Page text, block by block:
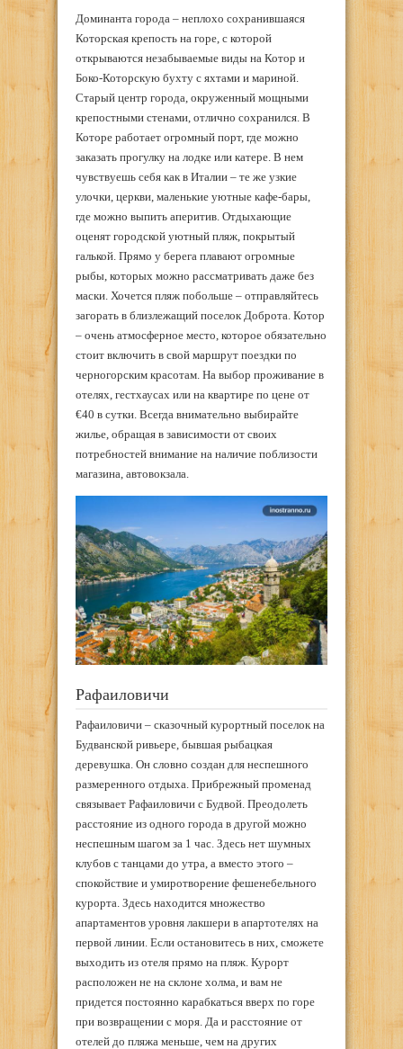
Доминанта города – неплохо сохранившаяся
Которская крепость на горе, с которой
открываются незабываемые виды на Котор и
Боко-Которскую бухту с яхтами и мариной.
Старый центр города, окруженный мощными
крепостными стенами, отлично сохранился. В
Которе работает огромный порт, где можно
заказать прогулку на лодке или катере. В нем
чувствуешь себя как в Италии – те же узкие
улочки, церкви, маленькие уютные кафе-бары,
где можно выпить аперитив. Отдыхающие
оценят городской уютный пляж, покрытый
галькой. Прямо у берега плавают огромные
рыбы, которых можно рассматривать даже без
маски. Хочется пляж побольше – отправляйтесь
загорать в близлежащий поселок Доброта. Котор
– очень атмосферное место, которое обязательно
стоит включить в свой маршрут поездки по
черногорским красотам. На выбор проживание в
отелях, гестхаусах или на квартире по цене от
€40 в сутки. Всегда внимательно выбирайте
жилье, обращая в зависимости от своих
потребностей внимание на наличие поблизости
магазина, автовокзала.
Рафаиловичи
Рафаиловичи – сказочный курортный поселок на
Будванской ривьере, бывшая рыбацкая
деревушка. Он словно создан для неспешного
размеренного отдыха. Прибрежный променад
связывает Рафаиловичи с Будвой. Преодолеть
расстояние из одного города в другой можно
неспешным шагом за 1 час. Здесь нет шумных
клубов с танцами до утра, а вместо этого –
спокойствие и умиротворение фешенебельного
курорта. Здесь находится множество
апартаментов уровня лакшери в апартотелях на
первой линии. Если остановитесь в них, сможете
выходить из отеля прямо на пляж. Курорт
расположен не на склоне холма, и вам не
придется постоянно карабкаться вверх по горе
при возвращении с моря. Да и расстояние от
отелей до пляжа меньше, чем на других